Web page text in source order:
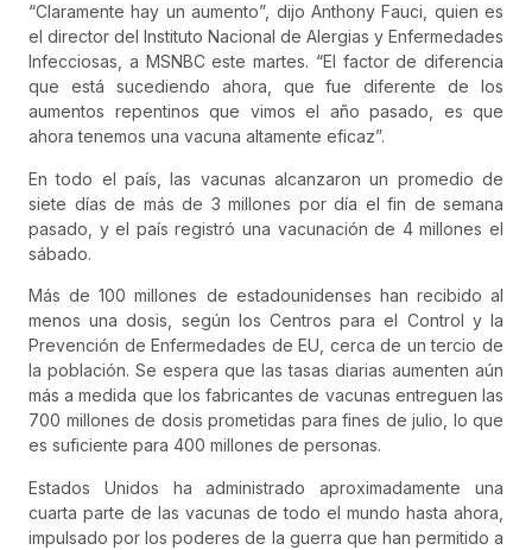
“Claramente hay un aumento”, dijo Anthony Fauci, quien es
el director del Instituto Nacional de Alergias y Enfermedades
Infecciosas, a MSNBC este martes. “El factor de diferencia
que está sucediendo ahora, que fue diferente de los
aumentos repentinos que vimos el año pasado, es que
ahora tenemos una vacuna altamente eficaz”.
En todo el país, las vacunas alcanzaron un promedio de
siete días de más de 3 millones por día el fin de semana
pasado, y el país registró una vacunación de 4 millones el
sábado.
Más de 100 millones de estadounidenses han recibido al
menos una dosis, según los Centros para el Control y la
Prevención de Enfermedades de EU, cerca de un tercio de
la población. Se espera que las tasas diarias aumenten aún
más a medida que los fabricantes de vacunas entreguen las
700 millones de dosis prometidas para fines de julio, lo que
es suficiente para 400 millones de personas.
Estados Unidos ha administrado aproximadamente una
cuarta parte de las vacunas de todo el mundo hasta ahora,
impulsado por los poderes de la guerra que han permitido a